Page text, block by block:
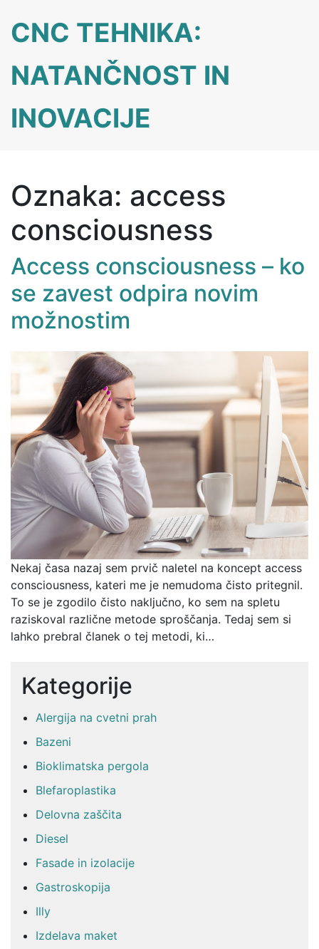
content
CNC TEHNIKA:
NATANČNOST IN
INOVACIJE
Oznaka: access
consciousness
Access consciousness – ko
se zavest odpira novim
možnostim
Nekaj časa nazaj sem prvič naletel na koncept access
consciousness, kateri me je nemudoma čisto pritegnil.
To se je zgodilo čisto naključno, ko sem na spletu
raziskoval različne metode sproščanja. Tedaj sem si
lahko prebral članek o tej metodi, ki…
Kategorije
Alergija na cvetni prah
Bazeni
Bioklimatska pergola
Blefaroplastika
Delovna zaščita
Diesel
Fasade in izolacije
Gastroskopija
Illy
Izdelava maket